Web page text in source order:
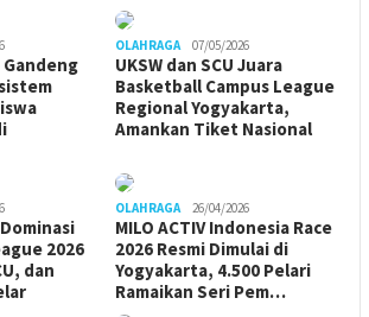
Gandeng
OLAHRAGA 07/05/2026
UKSW dan SCU Juara
Basketball Campus League
Regional Yogyakarta,
Amankan Tiket Nasional
2026
dan
OLAHRAGA 26/04/2026
MILO ACTIV Indonesia Race
2026 Resmi Dimulai di
Yogyakarta, 4.500 Pelari
Ramaikan Seri Pem…